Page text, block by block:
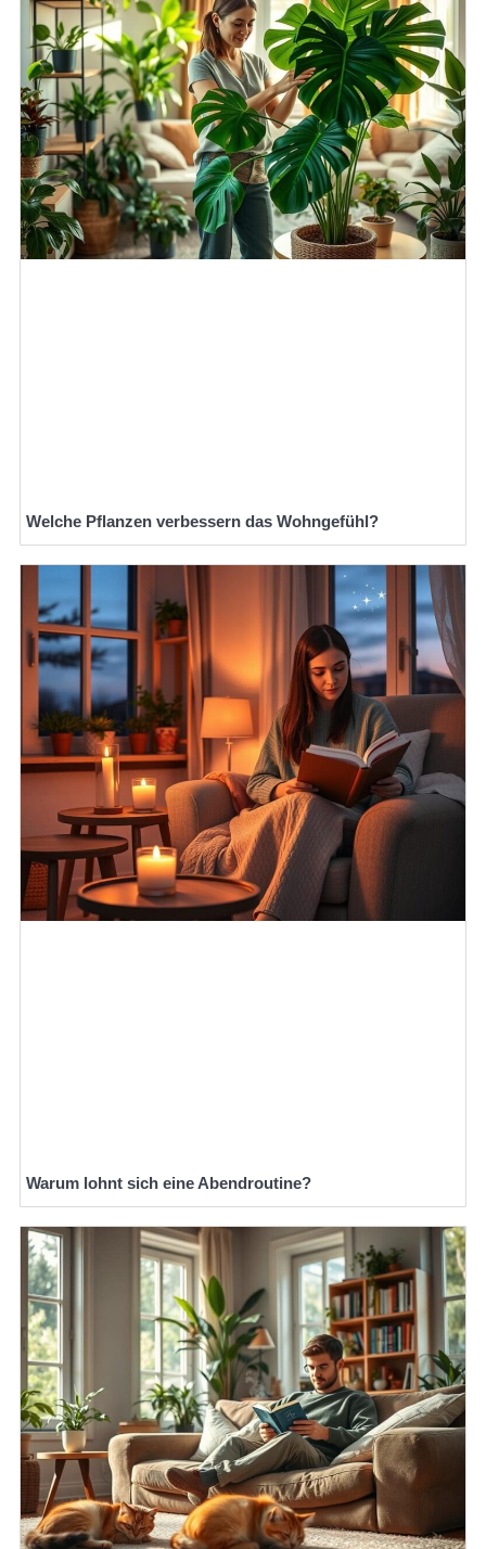
Welche Pflanzen verbessern das Wohngefühl?
Warum lohnt sich eine Abendroutine?